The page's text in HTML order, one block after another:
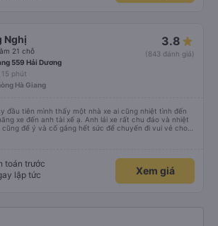
Nghị
21 chỗ
3.8
(843 đánh giá)
559 Hải Dương
phút
Hà Giang
đầu tiên mình thấy một nhà xe ai cũng nhiệt tình đến
tài xế ạ. Anh lái xe rất chu đáo và nhiệt
cũng để ý và cố gắng hết sức để chuyến đi vui vẻ cho
cuối tuần nên rất đông, đường tắc làm xe đi muộn nhiều,
thêm các bạn phụ xe biết nói tiếng Anh, hoặc mở các
Anh giao tiếp cho các anh lái xe đường dài. Vì cá nhân
toán trước
lập tức
Xem giá